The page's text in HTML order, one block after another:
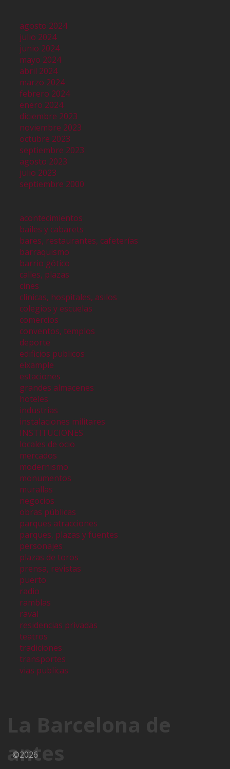
agosto 2024
julio 2024
junio 2024
mayo 2024
abril 2024
marzo 2024
febrero 2024
enero 2024
diciembre 2023
noviembre 2023
octubre 2023
septiembre 2023
agosto 2023
julio 2023
septiembre 2000
acontecimientos
bailes y cabarets
bares, restaurantes, cafeterías
barraquismo
barrio gótico
calles, plazas
cines
clinicas, hospitales, asilos
colegios y escuelas
comercios
conventos, templos
deporte
edificios publicos
eixample
estaciones
grandes almacenes
hoteles
industrias
instalaciones militares
INSTITUCIONES
locales de ocio
mercados
modernismo
monumentos
murallas
negocios
obras públicas
parques atracciones
parques, plazas y fuentes
personajes
plazas de toros
prensa, revistas
puerto
radio
ramblas
raval
residencias privadas
teatros
tradiciones
transportes
vias publicas
La Barcelona de
antes
©2026